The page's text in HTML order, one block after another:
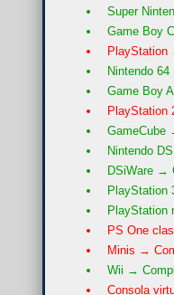
Super
Game Boy
PlayStation
Nintendo
Game Boy
PlayStation
GameCube
Nintendo
DSiWare →
PlayStation
PlayStation
PS One
Minis →
Wii →
Consola